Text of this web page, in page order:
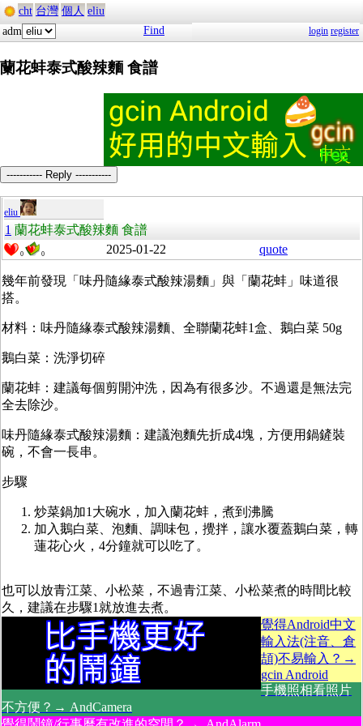
cht 台灣 個人 eliu
adm
Find login register
蘭花蚌泰式酸辣麵 食譜
----------- Reply -----------
eliu
1 蘭花蚌泰式酸辣麵 食譜
0 0 2025-01-22 quote
幾年前發現「味丹隨緣泰式酸辣湯麵」與「蘭花蚌」味道很
搭。
材料：味丹隨緣泰式酸辣湯麵、全聯蘭花蚌1盒、鵝白菜 50g
鵝白菜：洗淨切碎
蘭花蚌：建議每個剪開沖洗，因為有很多沙。不過還是無法完
全去除沙。
味丹隨緣泰式酸辣湯麵：建議泡麵先折成4塊，方便用鍋鏟裝
碗，不會一長串。
步驟
炒菜鍋加1大碗水，加入蘭花蚌，煮到沸騰
加入鵝白菜、泡麵、調味包，攪拌，讓水覆蓋鵝白菜，轉
蓮花心火，4分鐘就可以吃了。
也可以放青江菜、小松菜，不過青江菜、小松菜煮的時間比較
久，建議在步驟1就放進去煮。
覺得Android中文
輸入法(注音、倉
頡)不易輸入？→
gcin Android
手機照相看照片
不方便？→ AndCamera